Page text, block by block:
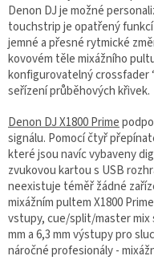
Denon DJ je možné
touchstrip je opatřený
jemné a přesné rytmické
kovovém těle mixážního
konfigurovatelný crossfader
seřízení průběhových křivek.
Denon DJ X1800 Prime
signálu. Pomocí čtyř
které jsou navíc vybaveny
zvukovou kartou s USB
neexistuje téměř žádné
mixážním pultem X1800
vstupy, cue/split/master mix
mm a 6,3 mm výstupy pro
náročné profesionály -